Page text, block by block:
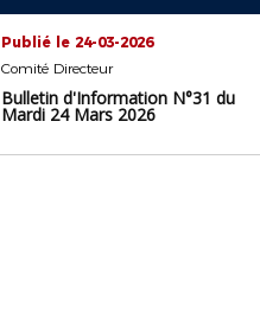
Publié le 24-03-2026
Comité Directeur
Bulletin d'Information N°31 du
Mardi 24 Mars 2026